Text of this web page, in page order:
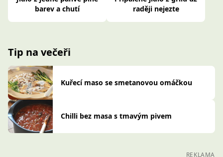
barev a chutí
raději nejezte
Tip na večeři
Kuřecí maso se smetanovou omáčkou
Chilli bez masa s tmavým pivem
REKLAMA